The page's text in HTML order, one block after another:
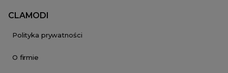
CLAMODI
Polityka prywatności
O firmie